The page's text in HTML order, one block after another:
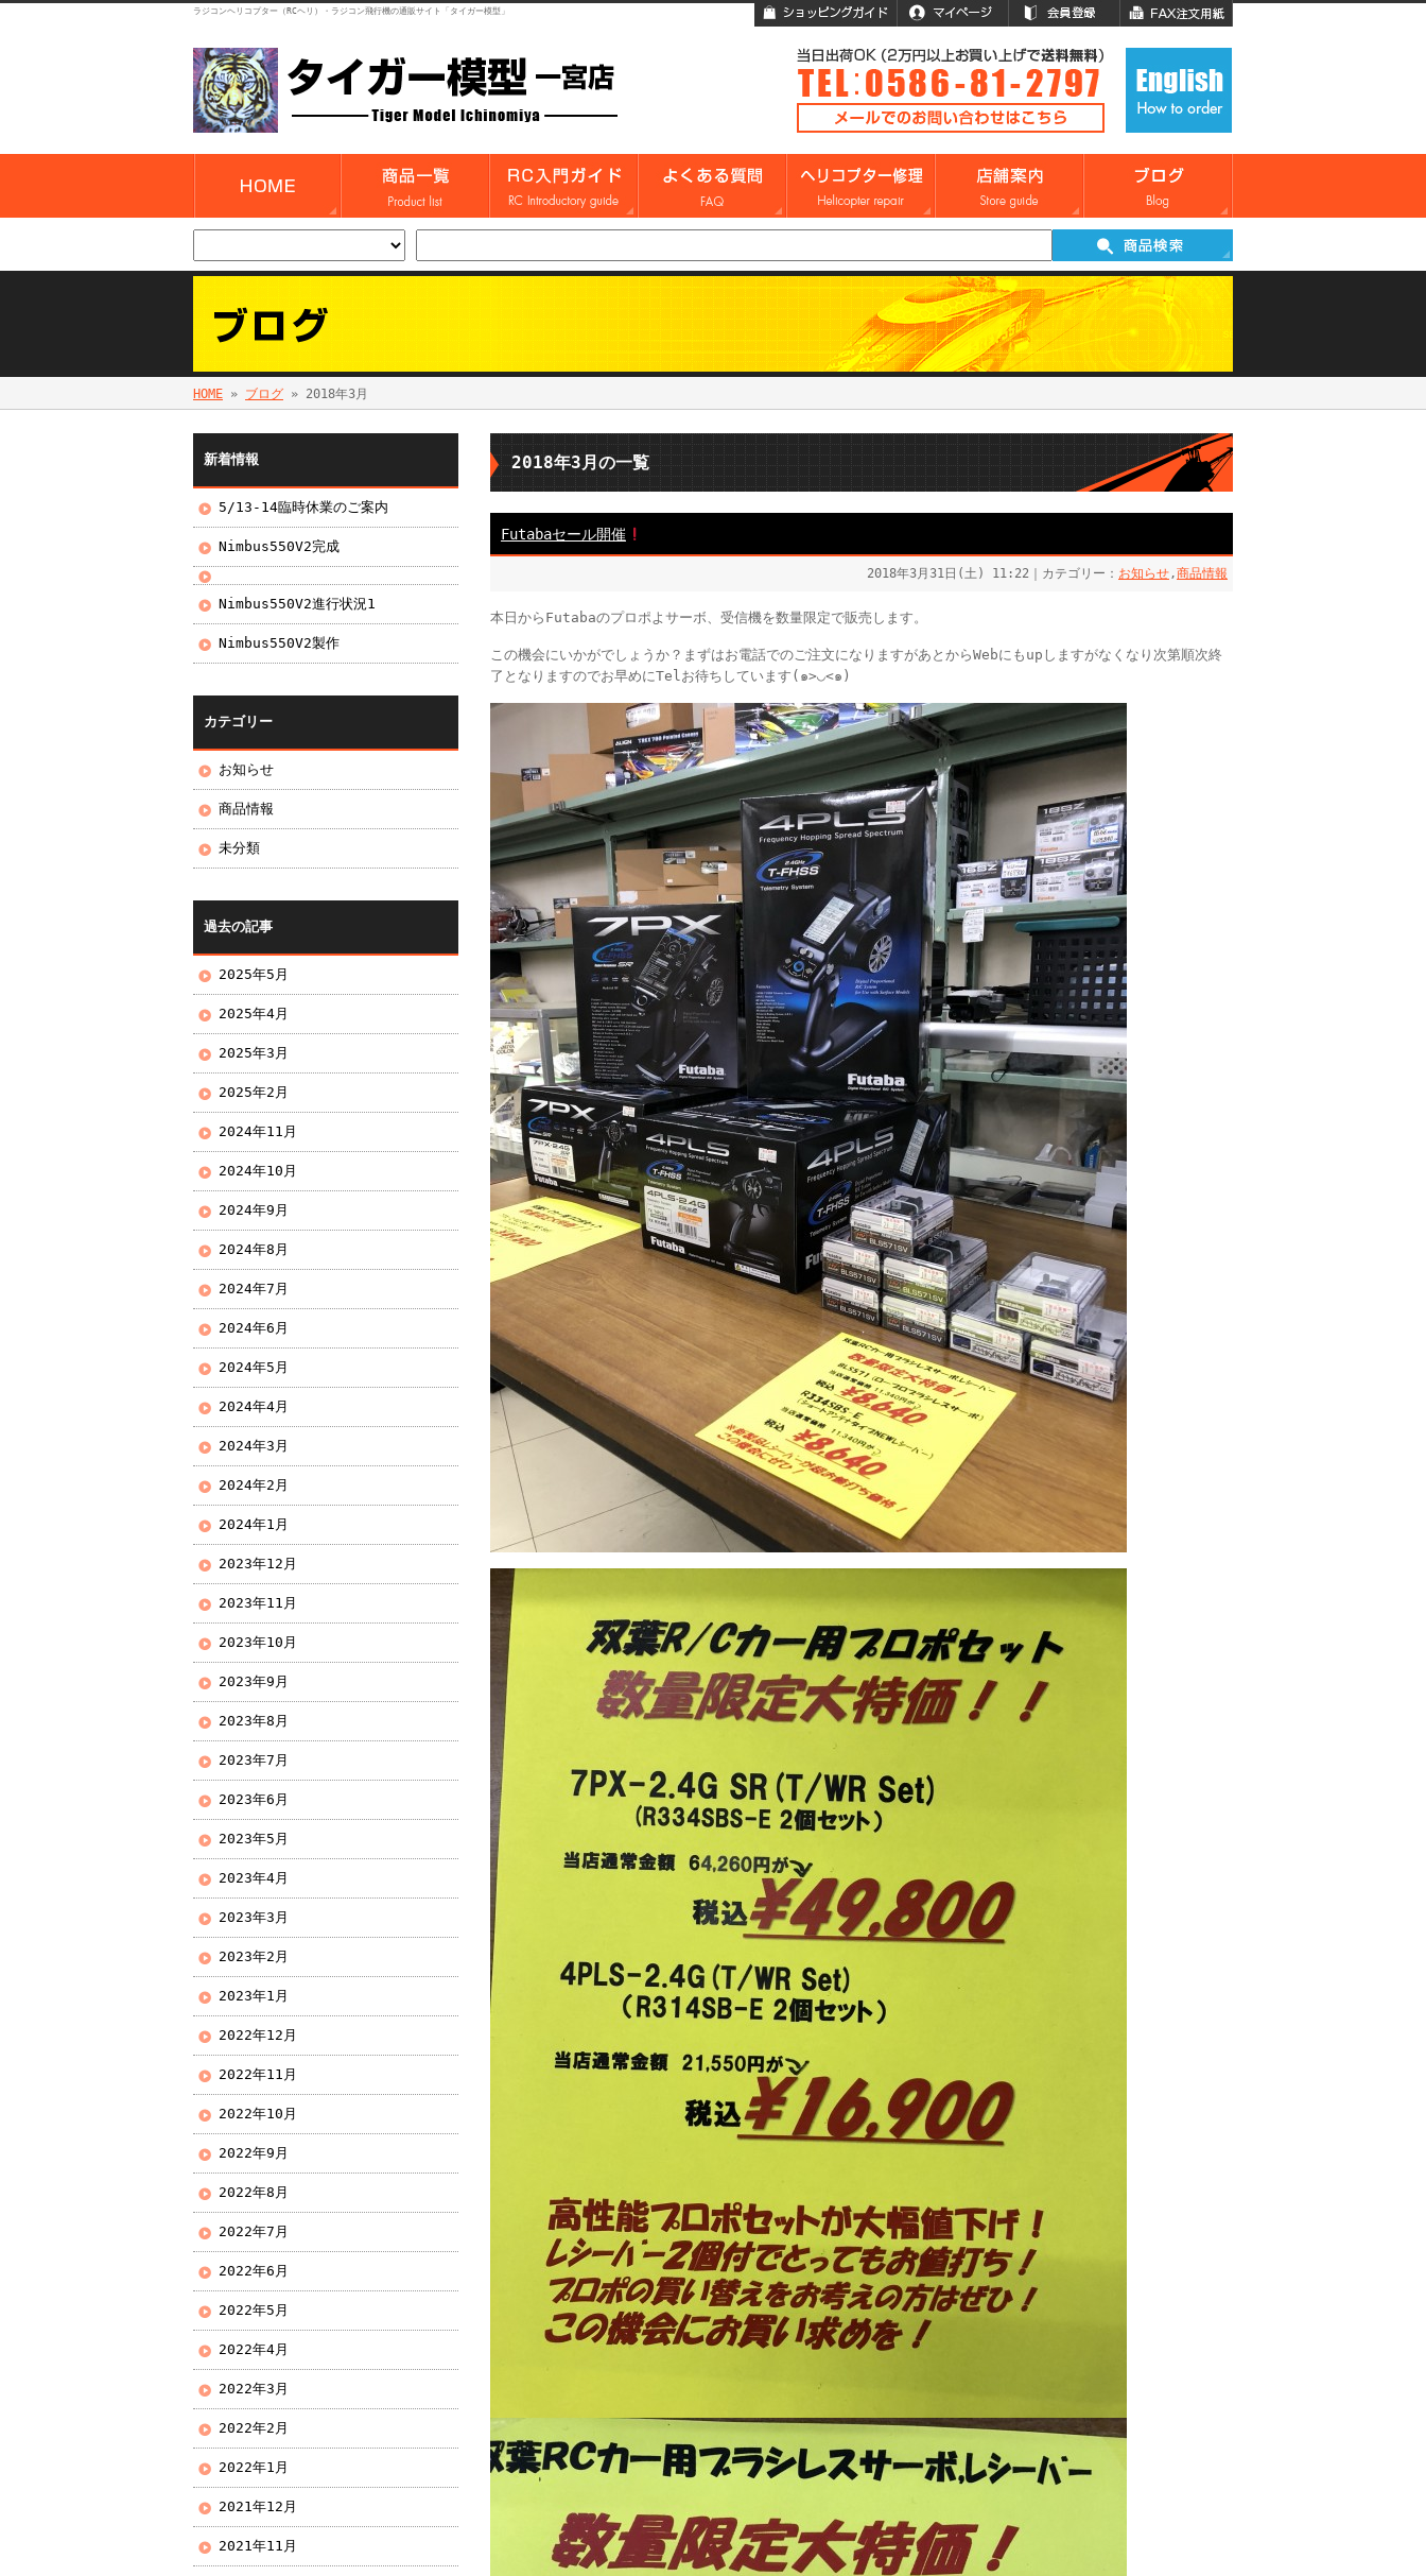
ラジコンヘリコプター（RCヘリ）・ラジコン飛行機の通販サイト「タイガー模型」
HOME » ブログ » 2018年3月
2018年3月の一覧
Futabaセール開催
2018年3月31日(土) 11:22｜カテゴリー： お知らせ,商品情報
本日からFutabaのプロポよサーボ、受信機を数量限定で販売します。
この機会にいかがでしょうか？まずはお電話でのご注文になりますがあとからWebにもupしますがなくなり次第順次終
了となりますのでお早めにTelお待ちしています(๑>◡<๑)
新着情報
5/13-14臨時休業のご案内
Nimbus550V2完成
Nimbus550V2進行状況1
Nimbus550V2製作
カテゴリー
お知らせ
商品情報
未分類
過去の記事
2025年5月
2025年4月
2025年3月
2025年2月
2024年11月
2024年10月
2024年9月
2024年8月
2024年7月
2024年6月
2024年5月
2024年4月
2024年3月
2024年2月
2024年1月
2023年12月
2023年11月
2023年10月
2023年9月
2023年8月
2023年7月
2023年6月
2023年5月
2023年4月
2023年3月
2023年2月
2023年1月
2022年12月
2022年11月
2022年10月
2022年9月
2022年8月
2022年7月
2022年6月
2022年5月
2022年4月
2022年3月
2022年2月
2022年1月
2021年12月
2021年11月